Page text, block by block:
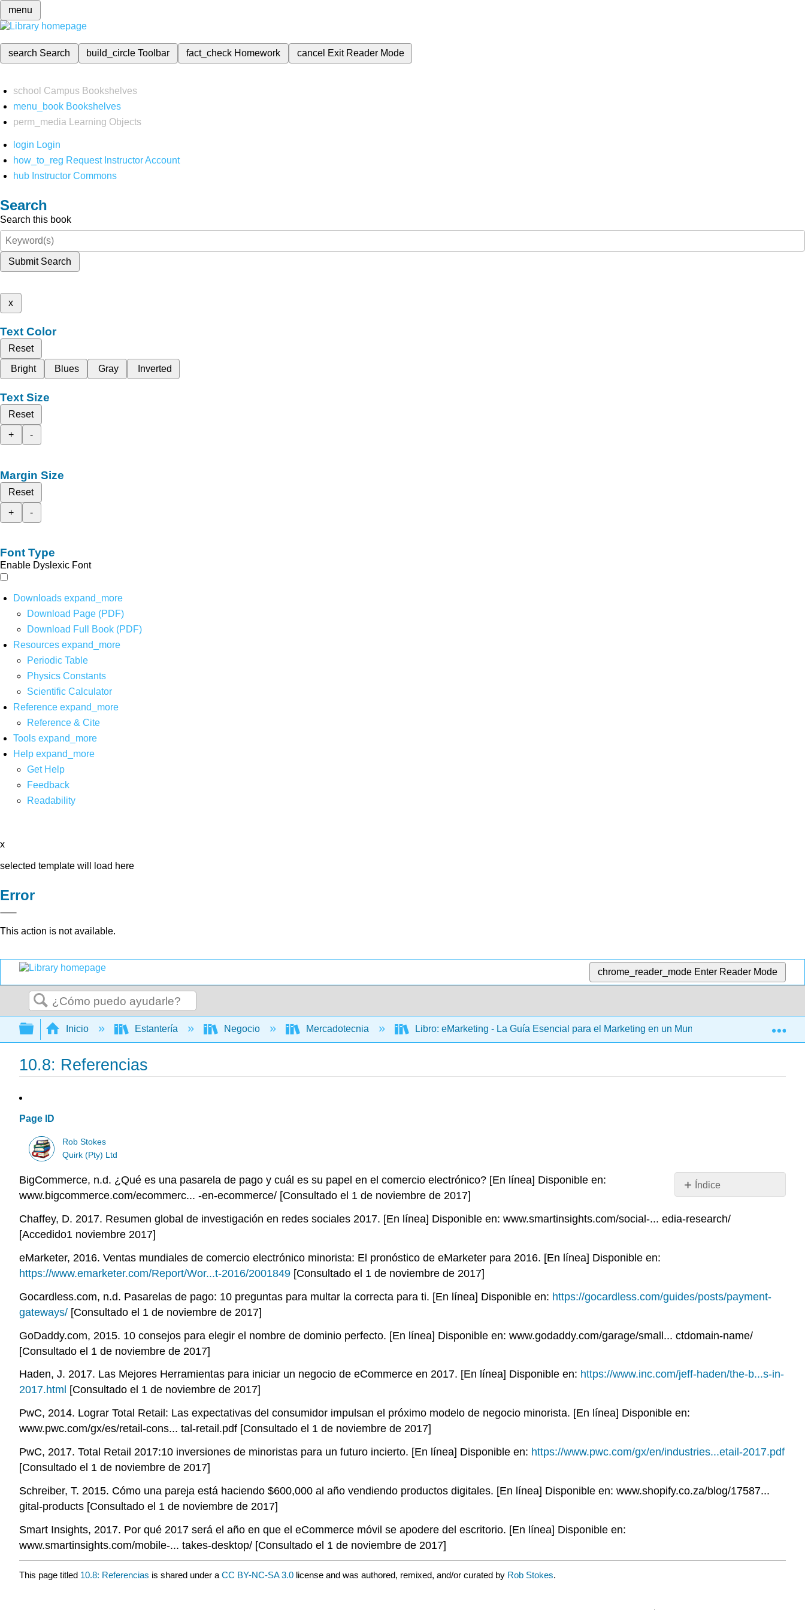
menu
search Search build_circleToolbar fact_check Homework cancel Exit Reader Mode
school Campus Bookshelves
menu_book Bookshelves
perm_media
Learning Objects
login Login
how_to_reg Request Instructor Account
hub Instructor Commons
Search
Search this book
Submit Search
x
Text Color
Reset
Bright
Blues Gray Inverted
Text Size
Reset
+
-
Margin Size
Reset
+
-
Font Type
Enable Dyslexic Font
Downloads expand_more
Download Page (PDF)
Download Full Book (PDF)
Resources expand_more
Periodic Table
Physics Constants
Scientific Calculator
Reference expand_more
Reference & Cite
Tools expand_more
Help expand_more
Get Help
Feedback
Readability
x
selected template will load here
Error
This action is not available.
chrome_reader_mode Enter Reader Mode
Buscar
Expandir/contraer jerarquía global
Inicio Estantería Negocio Mercadotecnia Libro: eMarketing - La Guía Esencial para el Marketing en un Mundo Digital (Stokes)
10.8: Referencias
Page ID
Rob Stokes
Quirk (Pty) Ltd
Índice
Sin
BigCommerce, n.d. ¿Qué es una pasarela de pago y cuál es su papel en el comercio electrónico? [En línea] Disponible en:
www.bigcommerce.com/ecommerc... -en-ecommerce/ [Consultado el 1 de noviembre de 2017]
Chaffey, D. 2017. Resumen global de investigación en redes sociales 2017. [En línea] Disponible en: www.smartinsights.com/social-... edia-research/
[Accedido1 noviembre 2017]
eMarketer, 2016. Ventas mundiales de comercio electrónico minorista: El pronóstico de eMarketer para 2016. [En línea] Disponible en:
https://www.emarketer.com/Report/Wor...t-2016/2001849 [Consultado el 1 de noviembre de 2017]
Gocardless.com, n.d. Pasarelas de pago: 10 preguntas para multar la correcta para ti. [En línea] Disponible en: https://gocardless.com/guides/posts/payment-
gateways/ [Consultado el 1 de noviembre de 2017]
GoDaddy.com, 2015. 10 consejos para elegir el nombre de dominio perfecto. [En línea] Disponible en: www.godaddy.com/garage/small... ctdomain-name/
[Consultado el 1 de noviembre de 2017]
Haden, J. 2017. Las Mejores Herramientas para iniciar un negocio de eCommerce en 2017. [En línea] Disponible en: https://www.inc.com/jeff-haden/the-b...s-in-
2017.html [Consultado el 1 de noviembre de 2017]
PwC, 2014. Lograr Total Retail: Las expectativas del consumidor impulsan el próximo modelo de negocio minorista. [En línea] Disponible en:
www.pwc.com/gx/es/retail-cons... tal-retail.pdf [Consultado el 1 de noviembre de 2017]
PwC, 2017. Total Retail 2017:10 inversiones de minoristas para un futuro incierto. [En línea] Disponible en: https://www.pwc.com/gx/en/industries...etail-2017.pdf
[Consultado el 1 de noviembre de 2017]
Schreiber, T. 2015. Cómo una pareja está haciendo $600,000 al año vendiendo productos digitales. [En línea] Disponible en: www.shopify.co.za/blog/17587...
gital-products [Consultado el 1 de noviembre de 2017]
Smart Insights, 2017. Por qué 2017 será el año en que el eCommerce móvil se apodere del escritorio. [En línea] Disponible en:
www.smartinsights.com/mobile-... takes-desktop/ [Consultado el 1 de noviembre de 2017]
This page titled 10.8: Referencias is shared under a CC BY-NC-SA 3.0 license and was authored, remixed, and/or curated by Rob Stokes.